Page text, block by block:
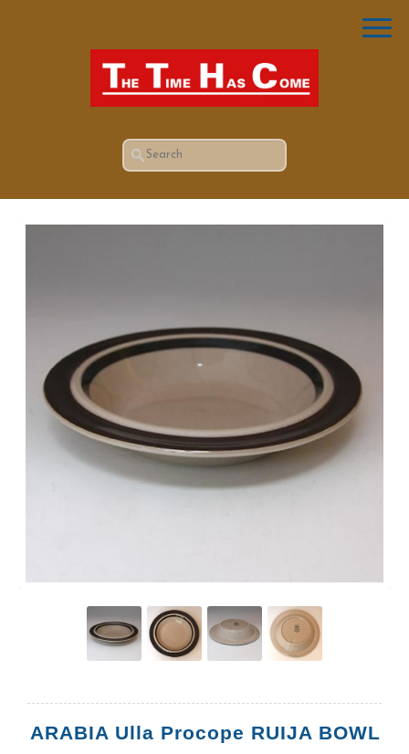
ARABIA Ulla Procope RUIJA BOWL